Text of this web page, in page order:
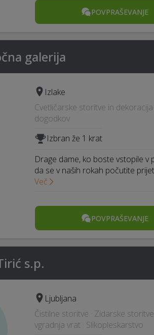
POVPRAŠEVANJE
galerija
Izlake
Cvetličarske storitve in
dogodkov
Izbran že 1 krat
Drage dame, ko boste vstopile
da se v naših rokah počutite
Več
POVPRAŠEVANJE
s.p.
Ljubljana
Čistilne storitve · Zidarske
vgradnja vrat · Slikopleskarstvo